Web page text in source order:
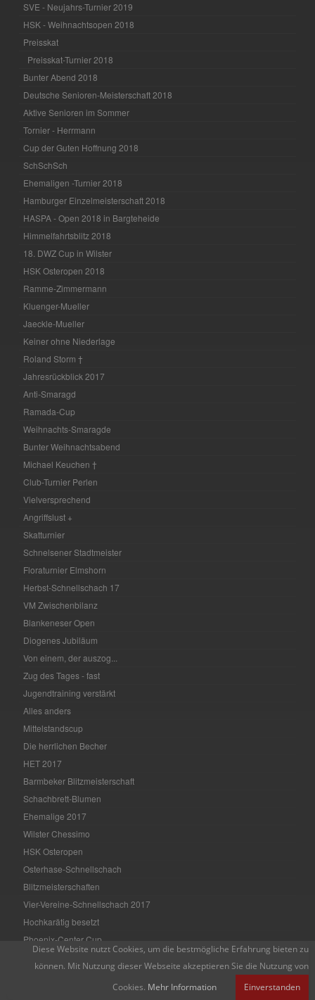
SVE - Neujahrs-Turnier 2019
HSK - Weihnachtsopen 2018
Preisskat
Preisskat-Turnier 2018
Bunter Abend 2018
Deutsche Senioren-Meisterschaft 2018
Aktive Senioren im Sommer
Tornier - Herrmann
Cup der Guten Hoffnung 2018
SchSchSch
Ehemaligen -Turnier 2018
Hamburger Einzelmeisterschaft 2018
HASPA - Open 2018 in Bargteheide
Himmelfahrtsblitz 2018
18. DWZ Cup in Wilster
HSK Osteropen 2018
Ramme-Zimmermann
Kluenger-Mueller
Jaeckle-Mueller
Keiner ohne Niederlage
Roland Storm †
Jahresrückblick 2017
Anti-Smaragd
Ramada-Cup
Weihnachts-Smaragde
Bunter Weihnachtsabend
Michael Keuchen †
Club-Turnier Perlen
Vielversprechend
Angriffslust +
Skatturnier
Schnelsener Stadtmeister
Floraturnier Elmshorn
Herbst-Schnellschach 17
VM Zwischenbilanz
Blankeneser Open
Diogenes Jubiläum
Von einem, der auszog...
Zug des Tages - fast
Jugendtraining verstärkt
Alles anders
Mittelstandscup
Die herrlichen Becher
HET 2017
Barmbeker Blitzmeisterschaft
Schachbrett-Blumen
Ehemalige 2017
Wilster Chessimo
HSK Osteropen
Osterhase-Schnellschach
Blitzmeisterschaften
Vier-Vereine-Schnellschach 2017
Hochkarätig besetzt
Phoenix-Center Cup
Schnellschach Billstedt
Jahreswechsel 2016/17
Diese Website nutzt Cookies, um die bestmögliche Erfahrung bieten zu
können. Mit Nutzung dieser Webseite akzeptieren Sie die Nutzung von
Cookies. Mehr Information Einverstanden